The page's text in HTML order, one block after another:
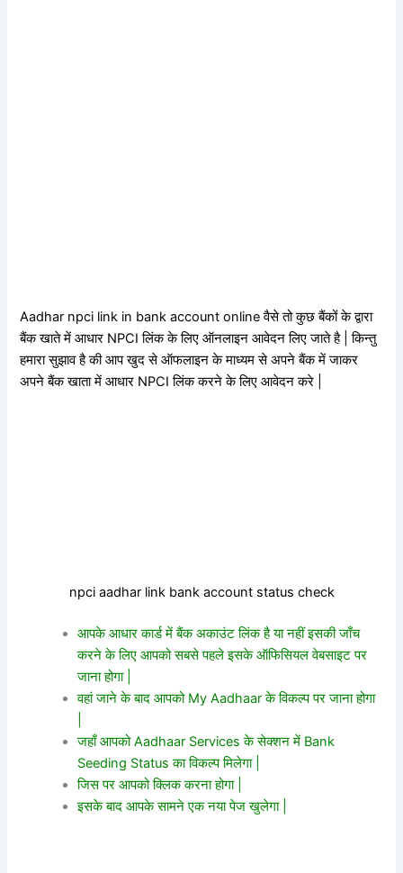
Aadhar npci link in bank account online वैसे तो कुछ बैंकों के द्वारा
बैंक खाते में आधार NPCI लिंक के लिए ऑनलाइन आवेदन लिए जाते है | किन्तु
हमारा सुझाव है की आप खुद से ऑफलाइन के माध्यम से अपने बैंक में जाकर
अपने बैंक खाता में आधार NPCI लिंक करने के लिए आवेदन करे |
npci aadhar link bank account status check
आपके आधार कार्ड में बैंक अकाउंट लिंक है या नहीं इसकी जाँच
करने के लिए आपको सबसे पहले इसके ऑफिसियल वेबसाइट पर
जाना होगा |
वहां जाने के बाद आपको My Aadhaar के विकल्प पर जाना होगा
जहाँ आपको Aadhaar Services के सेक्शन में Bank
Seeding Status का विकल्प मिलेगा |
जिस पर आपको क्लिक करना होगा |
इसके बाद आपके सामने एक नया पेज खुलेगा |